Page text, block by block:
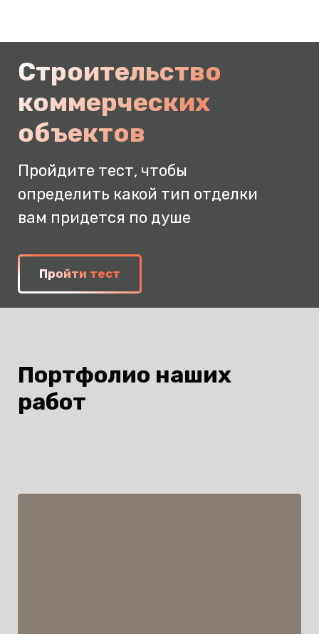
Строительство
коммерческих
объектов
Пройдите тест, чтобы
определить какой тип отделки
вам придется по душе
Пройти тест
Портфолио наших
работ